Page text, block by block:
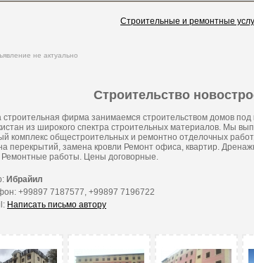
Строительные и ремонтные
не актуально
Строительство
фирма занимаемся строительством домов под
из широкого спектра строительных материалов. Мы
комплекс общестроительных и ремонтно отделочных
перекрытий, замена кровли Ремонт офиса, квартир.
Ремонтные работы. Цены договорные.
Ибрайил
+99897 7187577, +99897 7196722
Написать письмо автору